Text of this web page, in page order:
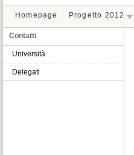
Homepage Progetto 2012
Contatti
Università
Delegati